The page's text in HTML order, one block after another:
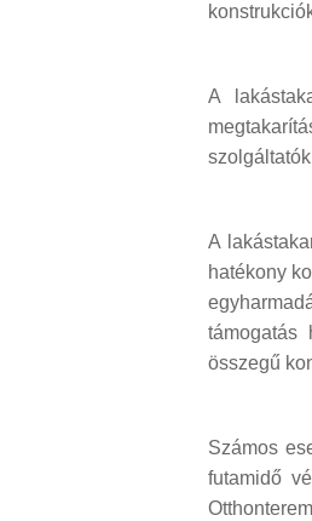
A
A
hatékony
támogatás
összegű
Számos
futamidő